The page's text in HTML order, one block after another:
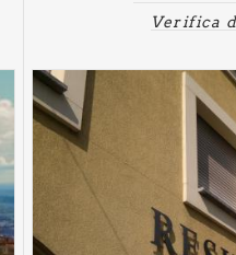
Verifica